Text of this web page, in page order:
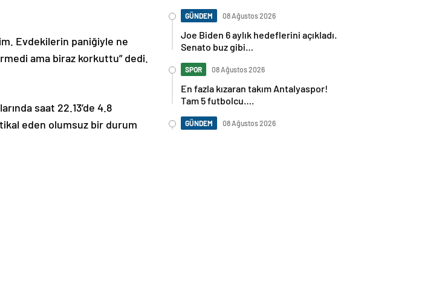
Evdekilerin paniğiyle ne
ama biraz korkuttu” dedi.
saat 22.13’de 4.8
eden olumsuz bir durum
GÜNDEM 08 Ağustos 2026
Joe Biden 6 aylık hedeflerini açıkladı.
Senato buz gibi…
SPOR 08 Ağustos 2026
En fazla kızaran takım Antalyaspor!
Tam 5 futbolcu….
GÜNDEM 08 Ağustos 2026